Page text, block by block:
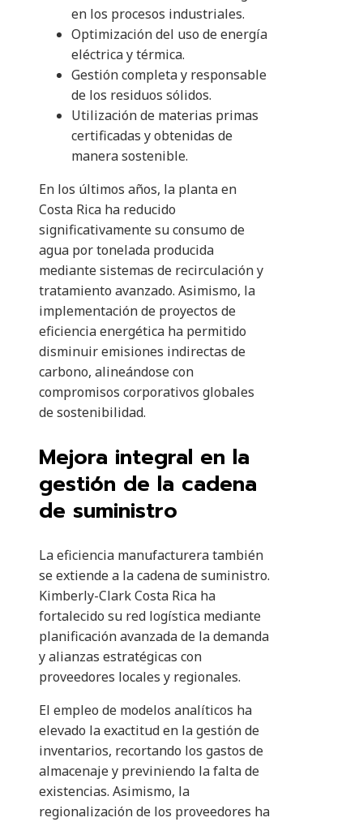
en los procesos industriales.
Optimización del uso de energía
eléctrica y térmica.
Gestión completa y responsable
de los residuos sólidos.
Utilización de materias primas
certificadas y obtenidas de
manera sostenible.
En los últimos años, la planta en
Costa Rica ha reducido
significativamente su consumo de
agua por tonelada producida
mediante sistemas de recirculación y
tratamiento avanzado. Asimismo, la
implementación de proyectos de
eficiencia energética ha permitido
disminuir emisiones indirectas de
carbono, alineándose con
compromisos corporativos globales
de sostenibilidad.
Mejora integral en la
gestión de la cadena
de suministro
La eficiencia manufacturera también
se extiende a la cadena de suministro.
Kimberly-Clark Costa Rica ha
fortalecido su red logística mediante
planificación avanzada de la demanda
y alianzas estratégicas con
proveedores locales y regionales.
El empleo de modelos analíticos ha
elevado la exactitud en la gestión de
inventarios, recortando los gastos de
almacenaje y previniendo la falta de
existencias. Asimismo, la
regionalización de los proveedores ha